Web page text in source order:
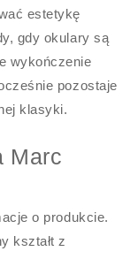
estetykę
gdy okulary są
wykończenie
pozostaje
klasyki.
Marc
o produkcie.
kształt z